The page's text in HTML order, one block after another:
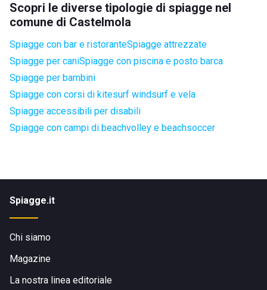
Scopri le diverse tipologie di spiagge nel
comune di Castelmola
Spiagge con bar e ristoranteSpiagge attrezzate
Spiagge per caniSpiagge con piscina e posto barca
Spiagge per bambini
Spiagge con corsi di kitesurf windsurf e vela
Spiagge accessibili per disabili
Spiagge con campi di beachvolley e beachsoccer
Spiagge.it
Chi siamo
Magazine
La nostra linea editoriale